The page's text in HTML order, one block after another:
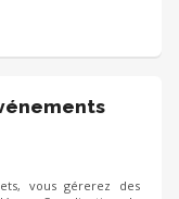
vous gérerez des